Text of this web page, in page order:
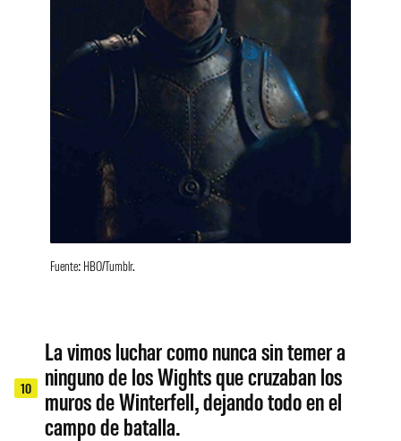
Fuente: HBO/Tumblr.
10
La vimos luchar como nunca sin temer a
ninguno de los Wights que cruzaban los
muros de Winterfell, dejando todo en el
campo de batalla.